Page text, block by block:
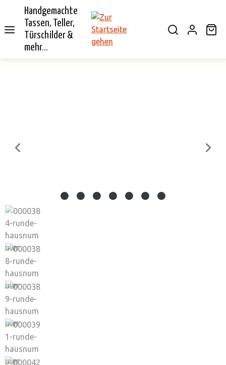
springen
Handgemachte
Tassen, Teller,
Türschilder &
mehr...